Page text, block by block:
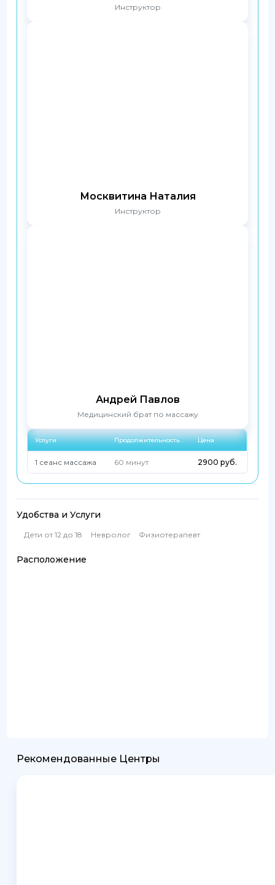
Инструктор
Москвитина Наталия
Инструктор
Андрей Павлов
Медицинский брат по массажу
Услуги Продолжительность Цена
1 сеанс массажа 60 минут 2900 руб.
Удобства и Услуги
Дети от 12 до 18 Невролог Физиотерапевт
Расположение
Рекомендованные Центры